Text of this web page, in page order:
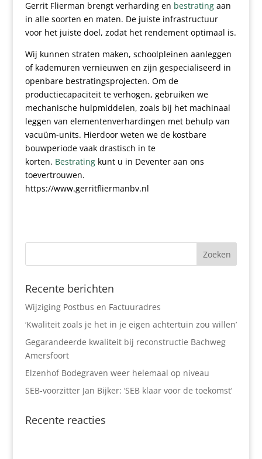
Gerrit Flierman brengt verharding en bestratingaan
in alle soorten en maten. De juiste infrastructuur
voor het juiste doel, zodat het rendement optimaal is.
Wij kunnen straten maken, schoolpleinen aanleggen
of kademuren vernieuwen en zijn gespecialiseerd in
openbare bestratingsprojecten. Om de
productiecapaciteit te verhogen, gebruiken we
mechanische hulpmiddelen, zoals bij het machinaal
leggen van elementenverhardingen met behulp van
vacuüm-units. Hierdoor weten we de kostbare
bouwperiode vaak drastisch in te
korten. Bestratingkunt u in Deventer aan ons
toevertrouwen.
https://www.gerritfliermanbv.nl
Recente berichten
Wijziging Postbus en Factuuradres
‘Kwaliteit zoals je het in je eigen achtertuin zou willen’
Gegarandeerde kwaliteit bij reconstructie Bachweg
Amersfoort
Elzenhof Bodegraven weer helemaal op niveau
SEB-voorzitter Jan Bijker: ‘SEB klaar voor de toekomst’
Recente reacties